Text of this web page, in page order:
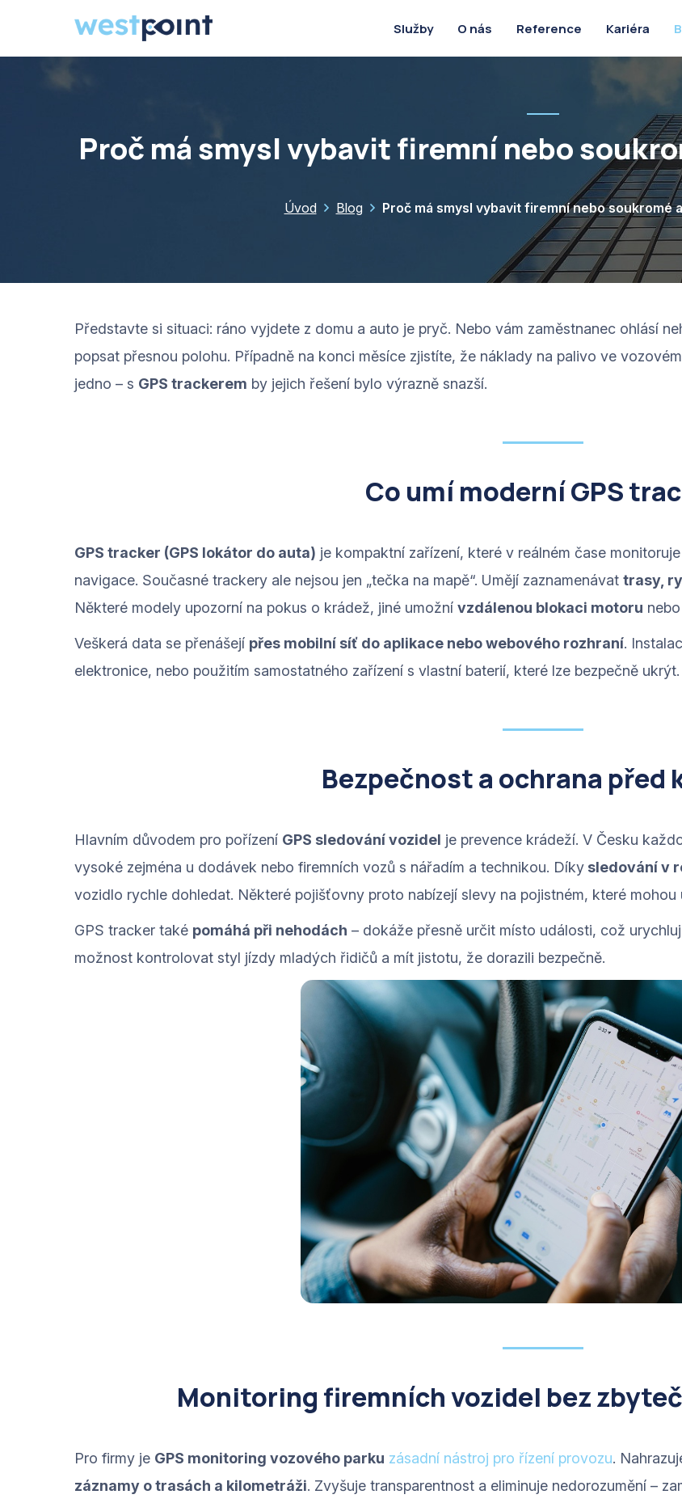
Služby O nás Reference Kariéra
Proč má smysl vybavit firemní nebo
Úvod Blog Proč má smysl vybavit firemní nebo soukromé
Představte si situaci: ráno vyjdete z domu a auto je pryč. Nebo vám zaměstnanec ohlásí
popsat přesnou polohu. Případně na konci měsíce zjistíte, že náklady na palivo ve
jedno – s GPS trackerem by jejich řešení bylo výrazně snazší.
Co umí moderní GPS
GPS tracker (GPS lokátor do auta) je kompaktní zařízení, které v reálném čase
navigace. Současné trackery ale nejsou jen „tečka na mapě“. Umějí zaznamenávat trasy,
Některé modely upozorní na pokus o krádež, jiné umožní vzdálenou blokaci motoru
Veškerá data se přenášejí přes mobilní síť do aplikace nebo webového rozhraní.
elektronice, nebo použitím samostatného zařízení s vlastní baterií, které lze bezpečně ukrýt.
Bezpečnost a ochrana před
Hlavním důvodem pro pořízení GPS sledování vozidel je prevence krádeží. V Česku
vysoké zejména u dodávek nebo firemních vozů s nářadím a technikou. Díky sledování v
vozidlo rychle dohledat. Některé pojišťovny proto nabízejí slevy na pojistném, které mohou
GPS tracker také pomáhá při nehodách – dokáže přesně určit místo události, což
možnost kontrolovat styl jízdy mladých řidičů a mít jistotu, že dorazili bezpečně.
Monitoring firemních vozidel bez
Pro firmy je GPS monitoring vozového parku zásadní nástroj pro řízení provozu.
záznamy o trasách a kilometráži. Zvyšuje transparentnost a eliminuje nedorozumění –